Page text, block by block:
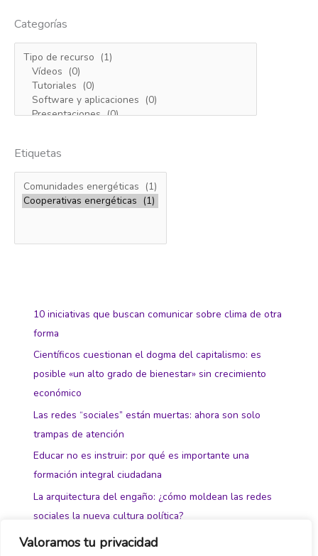
Valoramos tu privacidad
de
renovables»
Categorías
Etiquetas
10 iniciativas que buscan comunicar sobre clima de otra
forma
Científicos cuestionan el dogma del capitalismo: es
posible «un alto grado de bienestar» sin crecimiento
económico
Las redes “sociales” están muertas: ahora son solo
trampas de atención
Educar no es instruir: por qué es importante una
formación integral ciudadana
La arquitectura del engaño: ¿cómo moldean las redes
sociales la nueva cultura política?